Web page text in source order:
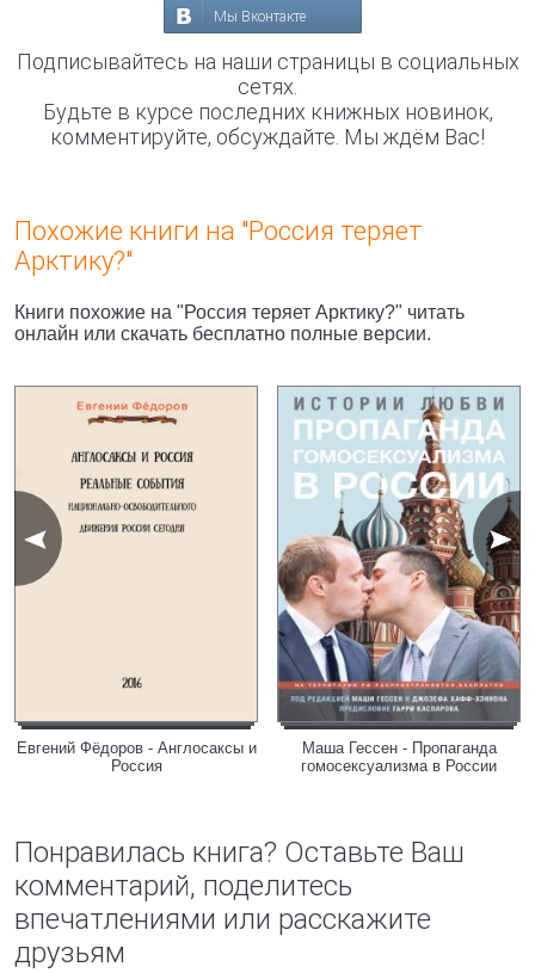
Мы Вконтакте
Подписывайтесь на наши страницы в социальных
сетях.
Будьте в курсе последних книжных новинок,
комментируйте, обсуждайте. Мы ждём Вас!
Похожие книги на "Россия теряет
Арктику?"
Книги похожие на "Россия теряет Арктику?" читать
онлайн или скачать бесплатно полные версии.
Евгений Фёдоров - Англосаксы и
Россия
Маша Гессен - Пропаганда
гомосексуализма в России
Понравилась книга? Оставьте Ваш
комментарий, поделитесь
впечатлениями или расскажите
друзьям